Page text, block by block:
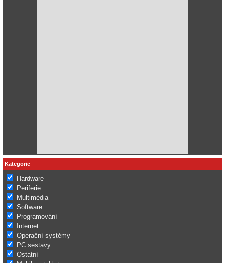
Kategorie
Hardware
Periferie
Multimédia
Software
Programování
Internet
Operační systémy
PC sestavy
Ostatní